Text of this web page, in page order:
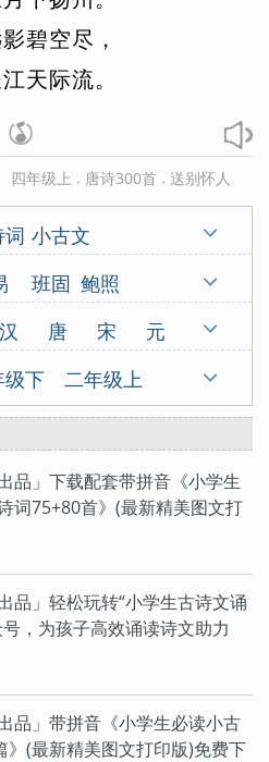
影碧空尽 ，
江天际流。
四年级上 ， 唐诗300首 ， 送别怀人
小古文
三百首
古诗十九首
班固 鲍照
曹操 曹丕 曹勋
陈亮 陈陶 陈与义
杜牧
杜秋娘
范成大
房舜卿
顾况 顾夐 韩翃
韩元吉
韩缜
黄机 黄裳 黄升
胡令能 贾岛
汉 唐 宋
元
五代
南朝
西晋 近代
级下
二年级上
级上
三年级下
级下
五年级上
级上
六年级下
300首
言志
羁旅思乡
战
山水田园
七年级上
七年级下
下
九年级上
品」下载配套带拼音《小学生
词75+80首》(最新精美图文打
品」轻松玩转“小学生古诗文诵
号，为孩子高效诵读诗文助力
品」带拼音《小学生必读小古
》(最新精美图文打印版)免费下